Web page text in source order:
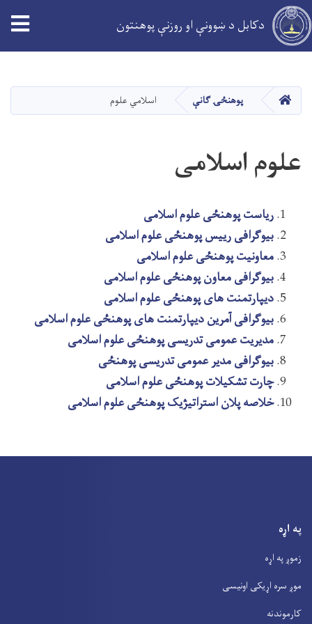
دانګل
دکابل د ښوونې او روزنې پوهنتون
کور پوهنځۍ ګانې اسلامي علوم
علوم اسلامی
ریاست پوهنځی علوم اسلامی
بیوگرافی رییس پوهنځی علوم اسلامی
معاونیت پوهنځی علوم اسلامی
بیوگرافی معاون پوهنځی علوم اسلامی
دیپارتمنت های پوهنځی علوم اسلامی
بیوگرافی آمرین دیپارتمنت های پوهنځی علوم اسلامی
مدیریت عمومی تدریسی پوهنځی علوم اسلامی
بیوگرافی مدیر عمومی تدریسی پوهنځی
چارت تشکیلات پوهنځی علوم اسلامی
خلاصه پلان استراتیژیک پوهنځی علوم اسلامی
په اړه
زموږ په اړه
موږ سره اړیکی اونیسی
کارموندنه